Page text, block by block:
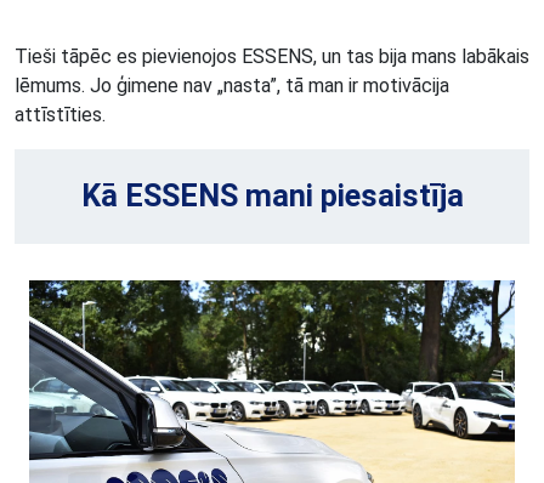
Tieši tāpēc es pievienojos ESSENS, un tas bija mans labākais
lēmums. Jo ģimene nav „nasta”, tā man ir motivācija
attīstīties.
Kā ESSENS mani piesaistīja